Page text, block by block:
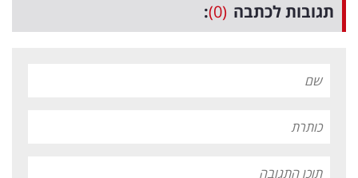
תגובות לכתבה (0)
: